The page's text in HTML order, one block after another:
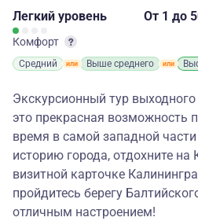
Легкий уровень
Комфорт
Средний Выше среднего
От 1 до
Экскурсионный тур
это прекрасная возможность
время в самой западной
историю города, отдохните на
визитной карточке
пройдитесь берегу
отличным настроением!